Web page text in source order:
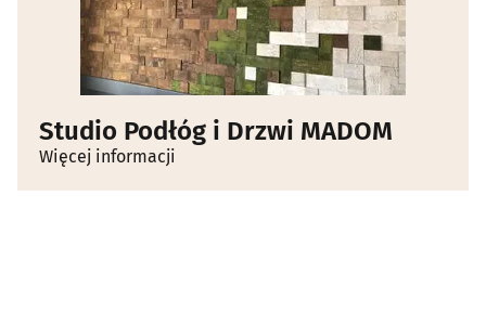
Studio Podłóg i Drzwi MADOM
Więcej informacji